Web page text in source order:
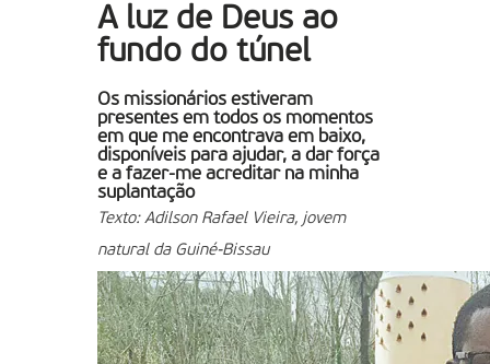
A luz de Deus ao
fundo do túnel
Os missionários estiveram
presentes em todos os momentos
em que me encontrava em baixo,
disponíveis para ajudar, a dar força
e a fazer-me acreditar na minha
suplantação
Texto: Adilson Rafael Vieira, jovem
natural da Guiné-Bissau